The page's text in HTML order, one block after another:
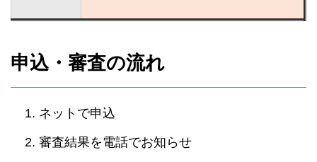
申込・審査の流れ
ネットで申込
審査結果を電話でお知らせ